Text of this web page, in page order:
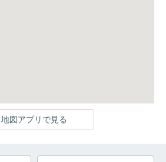
地図アプリで見る